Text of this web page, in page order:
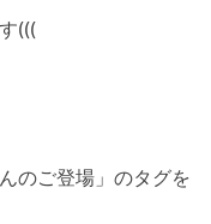
(((
のご登場」のタグを